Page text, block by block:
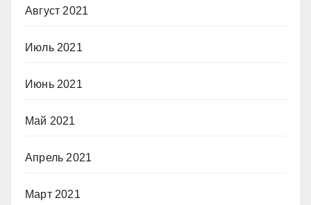
Август 2021
Июль 2021
Июнь 2021
Май 2021
Апрель 2021
Март 2021